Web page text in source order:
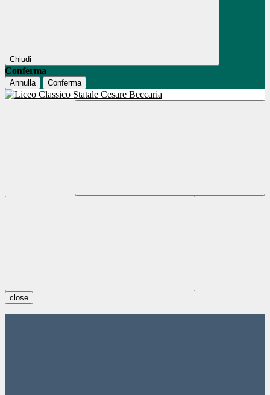
Chiudi
Conferma
Annulla Conferma
close